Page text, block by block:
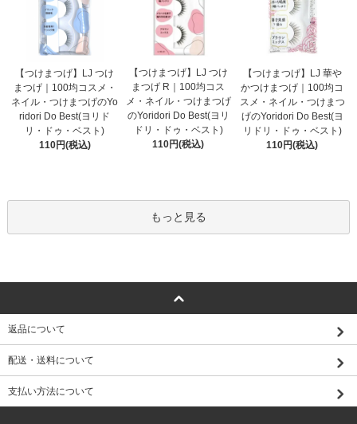
【つけまつげ】LJ つけ
まつげ｜100均コスメ・
ネイル・つけまつげのYo
ridori Do Best(ヨリド
リ・ドゥ・ベスト)
110円(税込)
【つけまつげ】LJ つけ
まつげ R｜100均コス
メ・ネイル・つけまつげ
のYoridori Do Best(ヨリ
ドリ・ドゥ・ベスト)
110円(税込)
【つけまつげ】LJ 華や
かつけまつげ｜100均コ
スメ・ネイル・つけまつ
げのYoridori Do Best(ヨ
リドリ・ドゥ・ベスト)
110円(税込)
もっと見る
返品について
配送・送料について
支払い方法について